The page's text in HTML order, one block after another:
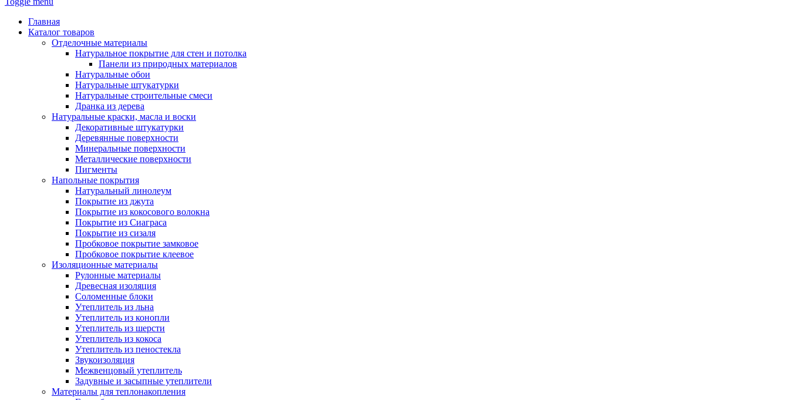
Главная
Каталог товаров
Отделочные материалы
Натуральное покрытие для стен и потолка
Панели из природных материалов
Натуральные обои
Натуральные штукатурки
Натуральные строительные смеси
Дранка из дерева
Натуральные краски, масла и воски
Декоративные штукатурки
Деревянные поверхности
Минеральные поверхности
Металлические поверхности
Пигменты
Напольные покрытия
Натуральный линолеум
Покрытие из джута
Покрытие из кокосового волокна
Покрытие из Сиаграса
Покрытие из сизаля
Пробковое покрытие замковое
Пробковое покрытие клеевое
Изоляционные материалы
Рулонные материалы
Древесная изоляция
Соломенные блоки
Утеплитель из льна
Утеплитель из конопли
Утеплитель из шерсти
Утеплитель из кокоса
Утеплитель из пеностекла
Звукоизоляция
Межвенцовый утеплитель
Задувные и засыпные утеплители
Материалы для теплонакопления